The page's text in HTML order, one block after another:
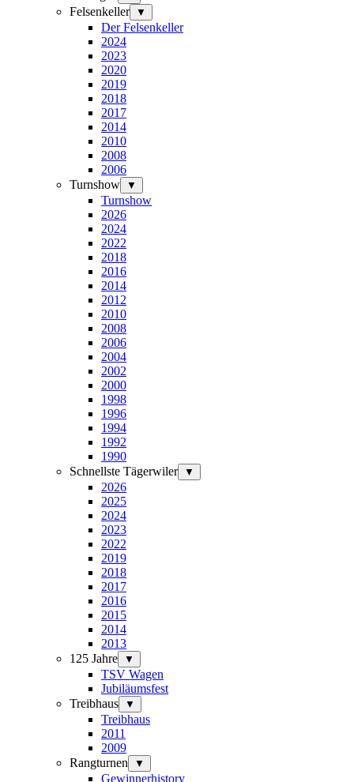
Felsenkeller ▼
Der Felsenkeller
2024
2023
2020
2019
2018
2017
2014
2010
2008
2006
Turnshow
▼
Turnshow
2026
2024
2022
2018
2016
2014
2012
2010
2008
2006
2004
2002
2000
1998
1996
1994
1992
1990
Schnellste Tägerwiler
▼
2026
2025
2024
2023
2022
2019
2018
2017
2016
2015
2014
2013
125 Jahre
▼
TSV Wagen
Jubiläumsfest
Treibhaus
▼
Treibhaus
2011
2009
Rangturnen
▼
Gewinnerhistory